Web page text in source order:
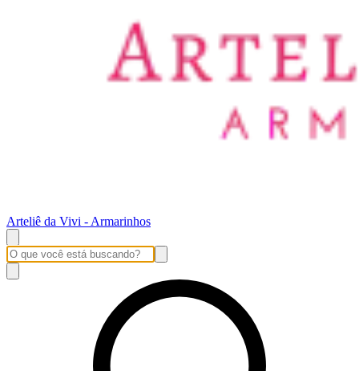
Arteliê da Vivi - Armarinhos